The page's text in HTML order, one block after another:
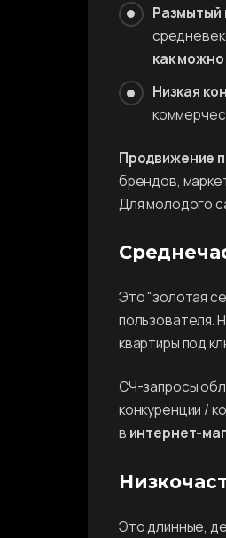
Размытый
как
Низкая
Продвижение
брендов,
Для молодого
Это "золотая
пользователя.
квартиры под
СЧ-запросы
конкуренции /
в интернет-
Это длинные,